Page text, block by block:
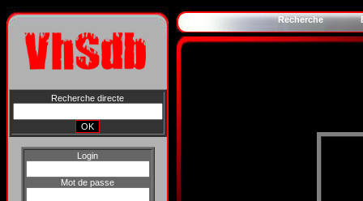
Recherche directe
Login
Mot de passe
Recherche